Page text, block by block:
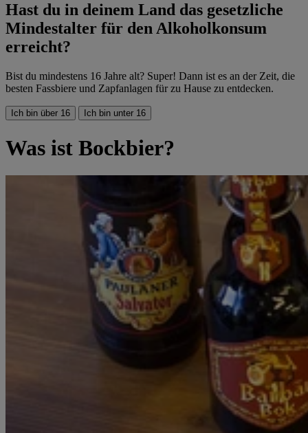
Hast du in deinem Land das gesetzliche
Mindestalter für den Alkoholkonsum
erreicht?
Bist du mindestens 16 Jahre alt? Super! Dann ist es an der Zeit, die
besten Fassbiere und Zapfanlagen für zu Hause zu entdecken.
Ich bin über 16 Ich bin unter 16
Was ist Bockbier?